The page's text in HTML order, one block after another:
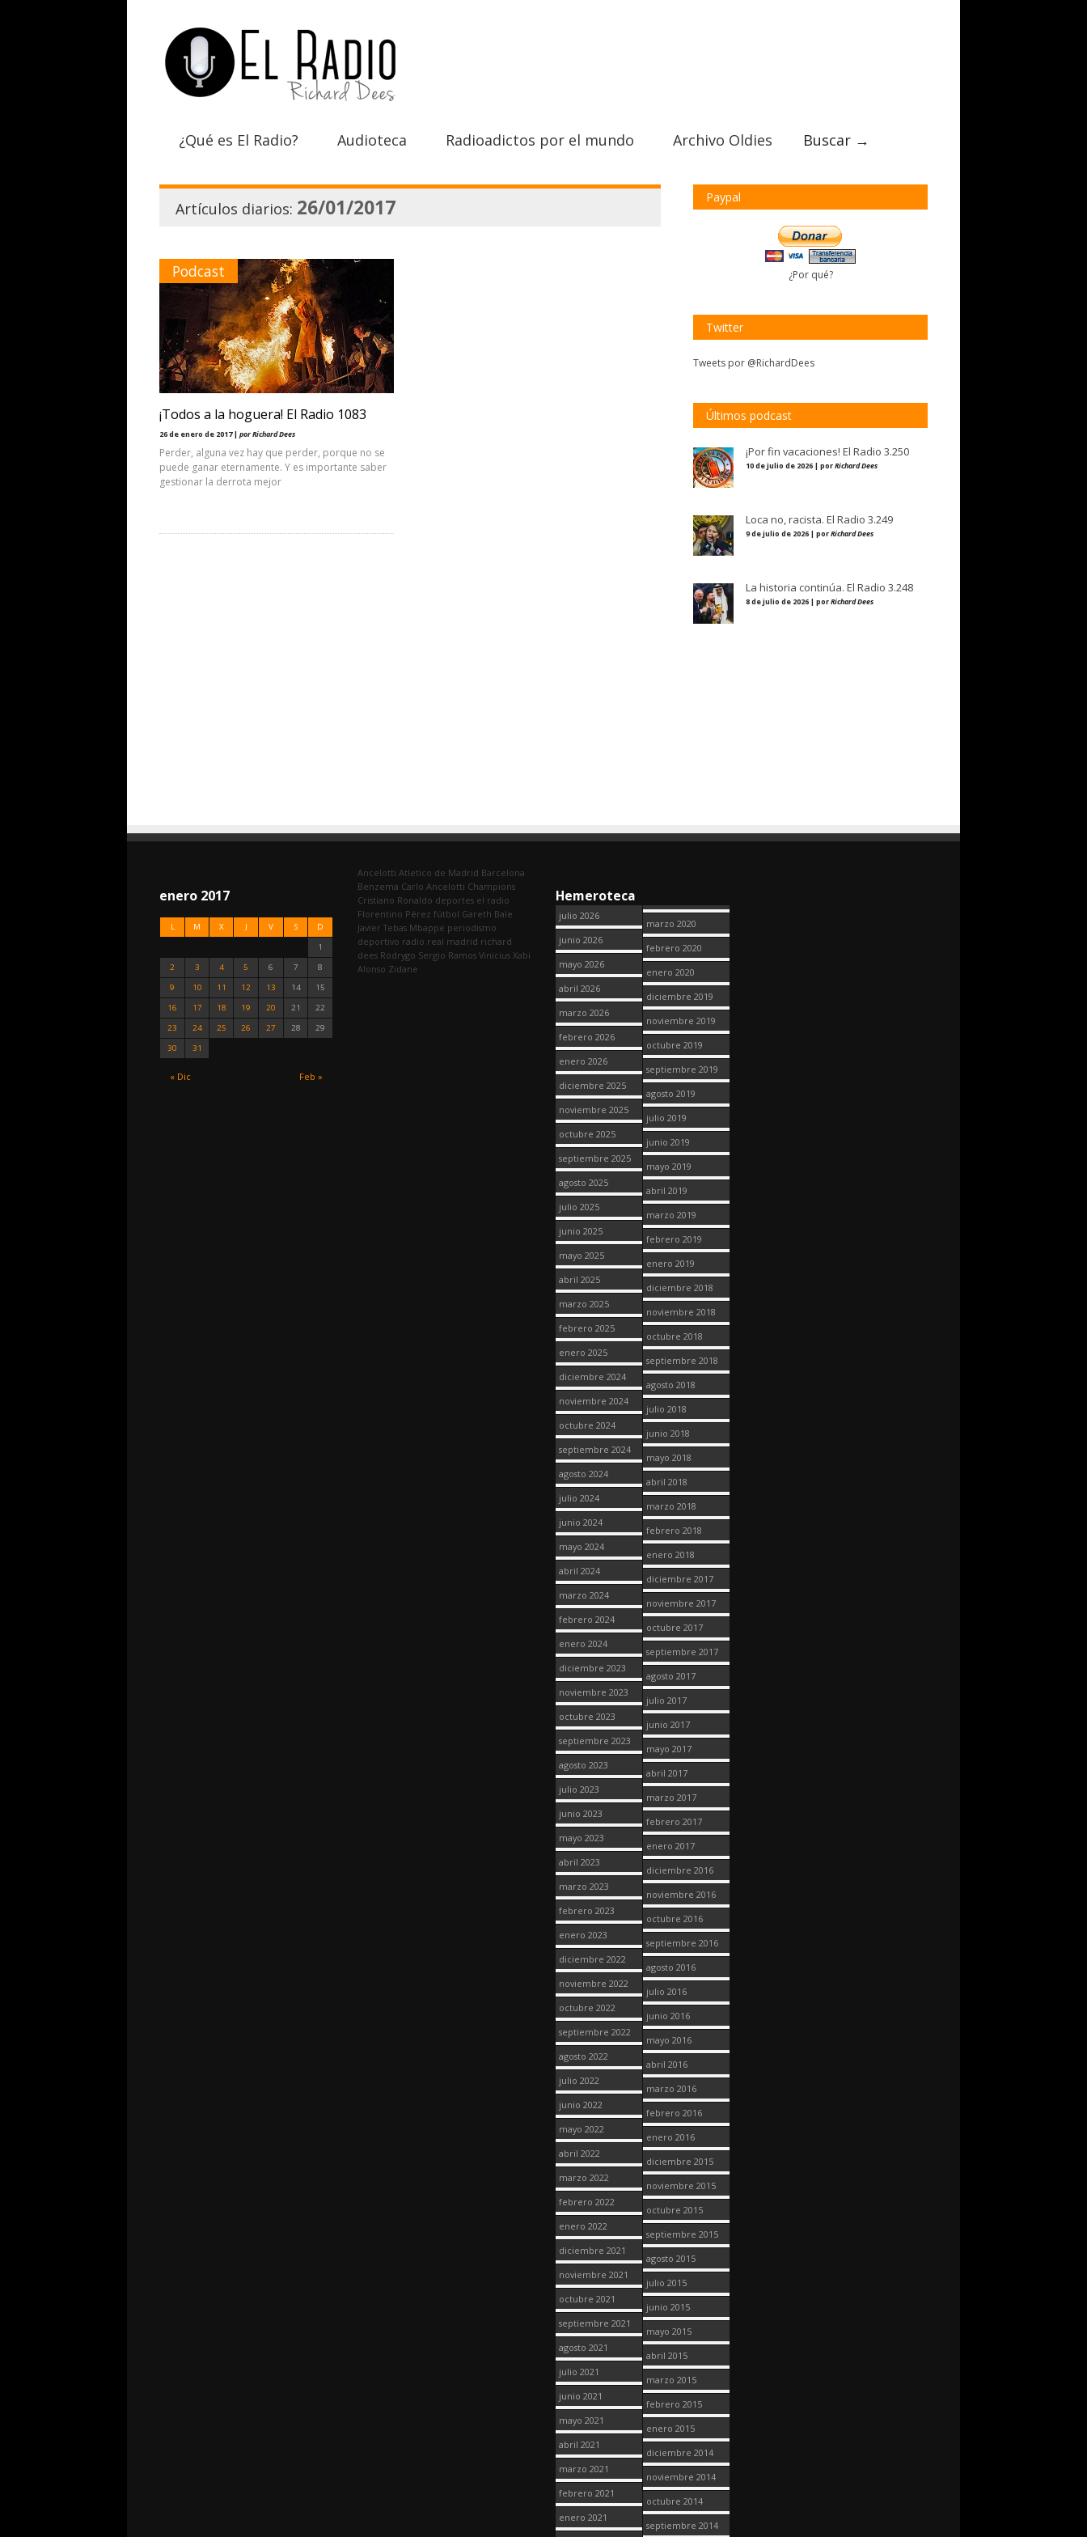
¿Qué es El Radio? Audioteca Radioadictos por el mundo Archivo Oldies Buscar →
Artículos diarios: 26/01/2017
Podcast
¡Todos a la hoguera! El Radio 1083
26 de enero de 2017 | por Richard Dees
Perder, alguna vez hay que perder, porque no se
puede ganar eternamente. Y es importante saber
gestionar la derrota mejor
Paypal
¿Por qué?
Twitter
Tweets por @RichardDees
Últimos podcast
¡Por fin vacaciones! El Radio 3.250
10 de julio de 2026 | porRichard Dees
Loca no, racista. El Radio 3.249
9 de julio de 2026 | porRichard Dees
La historia continúa. El Radio 3.248
8 de julio de 2026 | porRichard Dees
enero 2017
L M X J V S D
« Dic Feb »
1
2
3 4 5 6 7
8
9
10 11 12 13 14
15
16
17 18 19 20 21
22
23
24 25 26 27 28
29
30
31
Ancelotti Atletico de Madrid Barcelona
Benzema Carlo Ancelotti Champions
Cristiano Ronaldo deportes el radio
Florentino Pérez fútbol Gareth Bale
Javier Tebas Mbappe periodismo
deportivo radio real madrid richard
dees Rodrygo Sergio Ramos Vinicius Xabi
Alonso Zidane
Hemeroteca
julio 2026
junio 2026
mayo 2026
abril 2026
marzo 2026
febrero 2026
enero 2026
diciembre 2025
noviembre 2025
octubre 2025
septiembre 2025
agosto 2025
julio 2025
junio 2025
mayo 2025
abril 2025
marzo 2025
febrero 2025
enero 2025
diciembre 2024
noviembre 2024
octubre 2024
septiembre 2024
agosto 2024
julio 2024
junio 2024
mayo 2024
abril 2024
marzo 2024
febrero 2024
enero 2024
diciembre 2023
noviembre 2023
octubre 2023
septiembre 2023
agosto 2023
julio 2023
junio 2023
mayo 2023
abril 2023
marzo 2023
febrero 2023
enero 2023
diciembre 2022
noviembre 2022
octubre 2022
septiembre 2022
agosto 2022
julio 2022
junio 2022
mayo 2022
abril 2022
marzo 2022
febrero 2022
enero 2022
diciembre 2021
noviembre 2021
octubre 2021
septiembre 2021
agosto 2021
julio 2021
junio 2021
mayo 2021
abril 2021
marzo 2021
febrero 2021
enero 2021
marzo 2020
febrero 2020
enero 2020
diciembre 2019
noviembre 2019
octubre 2019
septiembre 2019
agosto 2019
julio 2019
junio 2019
mayo 2019
abril 2019
marzo 2019
febrero 2019
enero 2019
diciembre 2018
noviembre 2018
octubre 2018
septiembre 2018
agosto 2018
julio 2018
junio 2018
mayo 2018
abril 2018
marzo 2018
febrero 2018
enero 2018
diciembre 2017
noviembre 2017
octubre 2017
septiembre 2017
agosto 2017
julio 2017
junio 2017
mayo 2017
abril 2017
marzo 2017
febrero 2017
enero 2017
diciembre 2016
noviembre 2016
octubre 2016
septiembre 2016
agosto 2016
julio 2016
junio 2016
mayo 2016
abril 2016
marzo 2016
febrero 2016
enero 2016
diciembre 2015
noviembre 2015
octubre 2015
septiembre 2015
agosto 2015
julio 2015
junio 2015
mayo 2015
abril 2015
marzo 2015
febrero 2015
enero 2015
diciembre 2014
noviembre 2014
octubre 2014
septiembre 2014